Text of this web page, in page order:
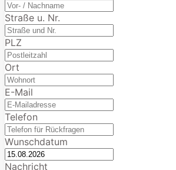
Straße u. Nr.
PLZ
Ort
E-Mail
Telefon
Wunschdatum
Nachricht